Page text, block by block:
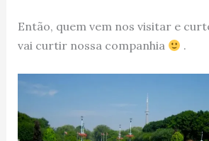
Então, quem vem nos visitar e
vai curtir nossa companhia
.